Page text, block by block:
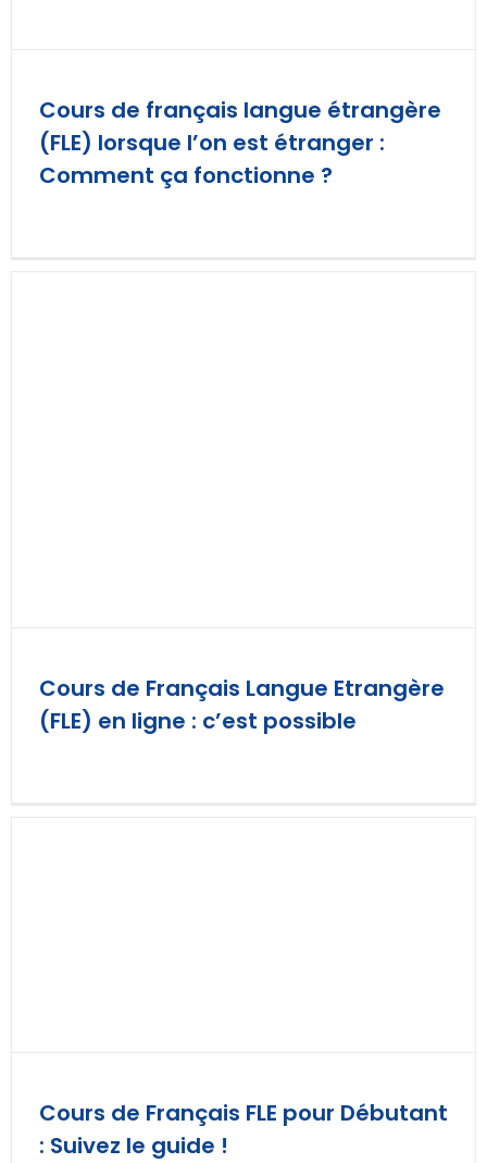
Cours de français langue étrangère
(FLE) lorsque l’on est étranger :
Comment ça fonctionne ?
Cours de Français Langue Etrangère
(FLE) en ligne : c’est possible
Cours de Français FLE pour Débutant
: Suivez le guide !